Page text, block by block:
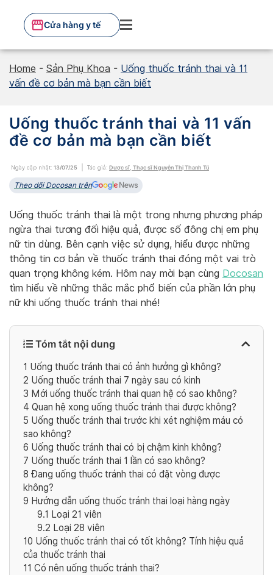
content
Cửa hàng y tế
Home - Sản Phụ Khoa - Uống thuốc tránh thai và 11
vấn đề cơ bản mà bạn cần biết
Uống thuốc tránh thai và 11 vấn
đề cơ bản mà bạn cần biết
Ngày cập nhật: 13/07/25 Tác giả: Dược sĩ, Thạc sĩ Nguyễn Thị Thanh Tú
Theo dõi Docosan trên
Uống thuốc tránh thai là một trong nhưng phương pháp
ngừa thai tương đối hiệu quả, được số đông chị em phụ
nữ tin dùng. Bên cạnh việc sử dụng, hiểu được những
thông tin cơ bản về thuốc tránh thai đóng một vai trò
quan trọng không kém. Hôm nay mời bạn cùng Docosan
tìm hiểu về những thắc mắc phổ biến của phần lớn phụ
nữ khi uống thuốc tránh thai nhé!
Tóm tắt nội dung
1 Uống thuốc tránh thai có ảnh hưởng gì không?
2 Uống thuốc tránh thai 7 ngày sau có kinh
3 Mới uống thuốc tránh thai quan hệ có sao không?
4 Quan hệ xong uống thuốc tránh thai được không?
5 Uống thuốc tránh thai trước khi xét nghiệm máu có
sao không?
6 Uống thuốc tránh thai có bị chậm kinh không?
7 Uống thuốc tránh thai 1 lần có sao không?
8 Đang uống thuốc tránh thai có đặt vòng được
không?
9 Hướng dẫn uống thuốc tránh thai loại hàng ngày
9.1 Loại 21 viên
9.2 Loại 28 viên
10 Uống thuốc tránh thai có tốt không? Tính hiệu quả
của thuốc tránh thai
11 Có nên uống thuốc tránh thai?